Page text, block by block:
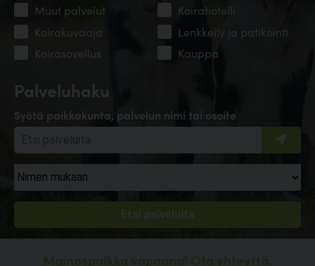
Palveluhaku
Syötä paikkakunta, palvelun nimi tai osoite
Muut palvelut
Koirahotelli
Koirakuvaaja
Lenkkeily ja patikointi
Koirasovellus
Kauppa
Mainospaikka vapaana! Ota yhteyttä.